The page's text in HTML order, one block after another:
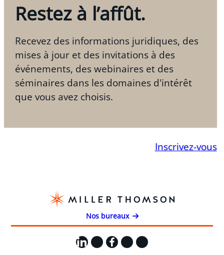
Restez à l’affût.
Recevez des informations juridiques, des
mises à jour et des invitations à des
événements, des webinaires et des
séminaires dans les domaines d'intérêt
que vous avez choisis.
Inscrivez-vous
Nos bureaux
LinkedIn
X Facebook
Instagram
YouTube